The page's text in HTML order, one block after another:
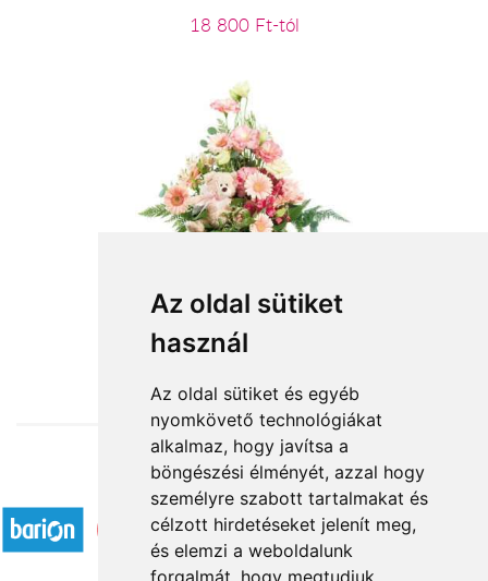
Az oldal sütiket
használ
Az oldal sütiket és egyéb
nyomkövető technológiákat
alkalmaz, hogy javítsa a
böngészési élményét, azzal hogy
személyre szabott tartalmakat és
célzott hirdetéseket jelenít meg,
és elemzi a weboldalunk
forgalmát, hogy megtudjuk
18 800 Ft-tól
Kislány születésére
30 400 Ft-tól
Elfogadott fizetési módok